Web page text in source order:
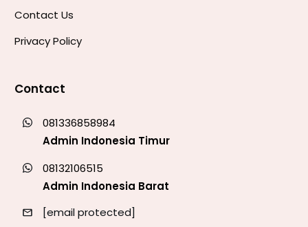
Contact Us
Privacy Policy
Contact
081336858984
Admin Indonesia Timur
08132106515
Admin Indonesia Barat
[email protected]